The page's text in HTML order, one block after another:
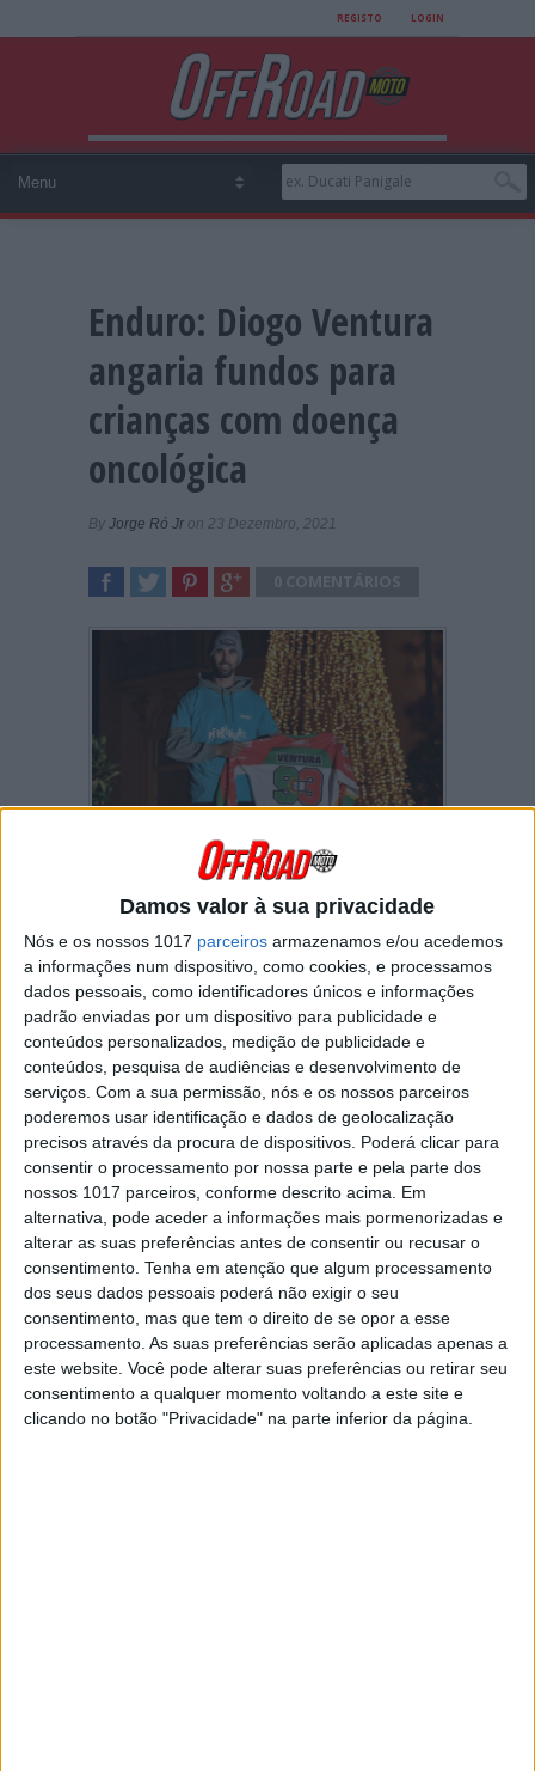
Damos valor à sua privacidade
Nós e os nossos 1017 parceiros armazenamos e/ou acedemos
a informações num dispositivo, como cookies, e processamos
dados pessoais, como identificadores únicos e informações
padrão enviadas por um dispositivo para publicidade e
conteúdos personalizados, medição de publicidade e
conteúdos, pesquisa de audiências e desenvolvimento de
serviços. Com a sua permissão, nós e os nossos parceiros
poderemos usar identificação e dados de geolocalização
precisos através da procura de dispositivos. Poderá clicar para
consentir o processamento por nossa parte e pela parte dos
nossos 1017 parceiros, conforme descrito acima. Em
alternativa, pode aceder a informações mais pormenorizadas e
alterar as suas preferências antes de consentir ou recusar o
consentimento. Tenha em atenção que algum processamento
dos seus dados pessoais poderá não exigir o seu
consentimento, mas que tem o direito de se opor a esse
processamento. As suas preferências serão aplicadas apenas a
este website. Você pode alterar suas preferências ou retirar seu
consentimento a qualquer momento voltando a este site e
clicando no botão "Privacidade" na parte inferior da página.
REGISTO LOGIN
Enduro: Diogo Ventura
angaria fundos para
crianças com doença
oncológica
By Jorge Ró Jr on 23 Dezembro, 2021
Solidário com os mais necessitados – no caso
crianças com doença oncológica –
Ventura
juntou-se à Cooperativa Pedrinhas
leilão
camisolas da selecção nacional que utilizou
aquando da edição 2021 dos International Six
Days Enduro realizada em Itália.
Com sede na Lousã
a Pedrinhas é uma
Cooperativa de Solidariedade Social , sem
fins lucrativos, que apoia
crianças com
doença oncológica
ou deficiência igualmente
grave, da Região Centro.
Esta centra-se em quatro pilares de
intervenção: atividades artísticas, agilizando a
criatividadedas crianças e jovens; atividades
dehumor, potenciadoras da alegriadas
crianças e jovens;atividades
ocupacionaisentre as quais culinária,
ciências, artes visuais, entre outras, e
atividades de intervençãona habitação dos
beneficiários, através da análise e adaptação
da habitação das crianças e jovens com
deficiência adquirida por doença oncológica ou